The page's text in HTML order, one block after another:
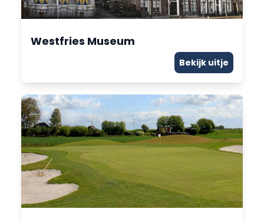
Westfries Museum
Bekijk uitje